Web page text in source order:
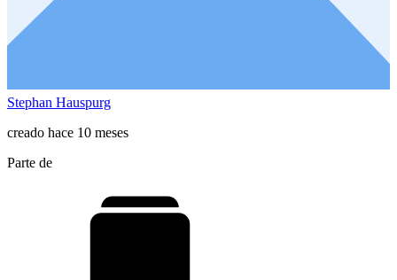
Stephan Hauspurg
creado hace 10 meses
Parte de